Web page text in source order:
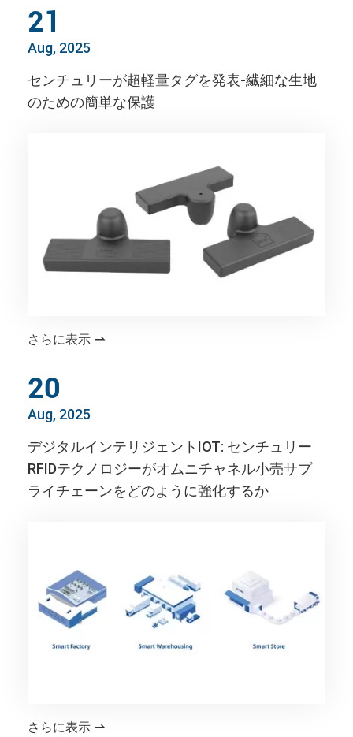
21
Aug, 2025
センチュリーが超軽量タグを発表-繊細な生地
のための簡単な保護
さらに表示 
20
Aug, 2025
デジタルインテリジェントIOT: センチュリー
RFIDテクノロジーがオムニチャネル小売サプ
ライチェーンをどのように強化するか
さらに表示 